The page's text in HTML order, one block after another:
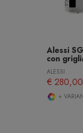
Alessi
con
ALESSI
€ 280,00
+